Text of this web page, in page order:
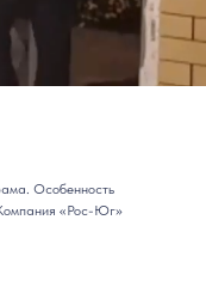
Особенность
«Рос-Юг»